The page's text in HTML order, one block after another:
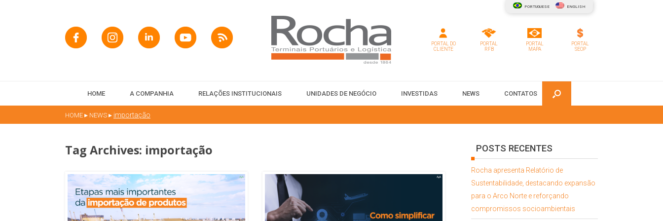
PORTUGUESE ENGLISH
PORTAL DO
CLIENTE
PORTAL
RFB
PORTAL
MAPA
PORTAL
SEOP
HOME A COMPANHIA RELAÇÕES INSTITUCIONAIS UNIDADES DE NEGÓCIO INVESTIDAS NEWS CONTATOS
HOME ▸ NEWS ▸ importação
Tag Archives: importação POSTS RECENTES
Rocha apresenta Relatório de
Sustentabilidade, destacando expansão
para o Arco Norte e reforçando
compromissos socioambientais